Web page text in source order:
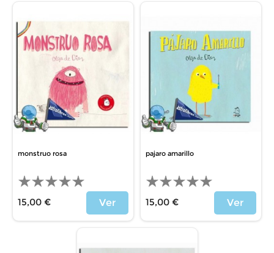
monstruo rosa
15,00 €
Ver
pajaro amarillo
15,00 €
Ver